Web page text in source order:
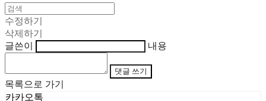
수정하기
삭제하기
글쓴이
내용
댓글 쓰기
목록으로 가기
카카오톡